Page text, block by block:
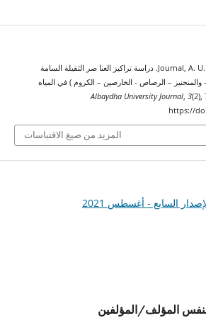
عبد الله س. ق. س., & Journal, A. U. (2021). دراسة تراكيز العنا صر الثقيلة السامة
والمنجنيز – الرصاص - الخارصين – الكروم ) في المياه
Albaydha University Journal ,3(2),
https://
المزيد من صيغ الاقتباسات
لنفس المؤلف/المؤلفين